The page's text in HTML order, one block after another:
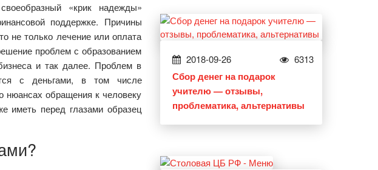
«крик надежды»
поддержке. Причины
не только лечение или оплата
проблем с образованием
и так далее. Проблем в
с деньгами, в том числе
нюансах обращения к человеку
иметь перед глазами образец
2018-09-26 6313
Сбор денег на подарок
учителю — отзывы,
проблематика, альтернативы